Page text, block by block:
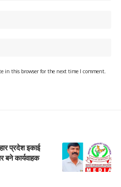
in this browser for the next time I comment.
प्रदेश इकाई
बने कार्यवाहक